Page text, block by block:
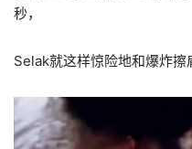
秒，
Selak就这样惊险地和爆炸